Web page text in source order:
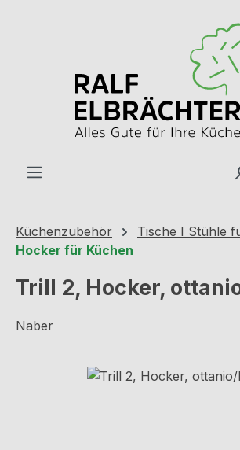
Küchenzubehör
Tische I Stühle
Hocker für Küchen
Trill 2, Hocker,
Naber
Bildergalerie überspringen